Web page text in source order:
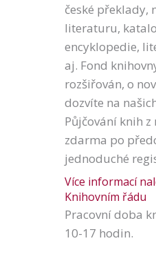
české překlady,
literaturu,
encyklopedie,
aj. Fond
rozšiřován, o
dozvíte na
Půjčování knih
zdarma po
jednoduché
Více informací
Knihovním řádu
Pracovní doba
10-17 hodin.